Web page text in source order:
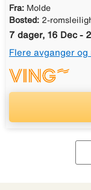
Fra: Molde
Bosted: 2-
7 dager, 16 Dec -
Flere avganger og